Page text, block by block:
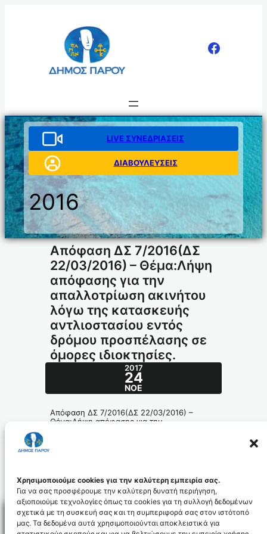
Χρησιμοποιούμε cookies για την καλύτερη εμπειρία σας.
Για να σας προσφέρουμε την καλύτερη δυνατή περιήγηση,
αξιοποιούμε τεχνολογίες όπως τα cookies για τη συλλογή δεδομένων
σχετικά με τη συσκευή σας και τη συμπεριφορά σας στον ιστότοπό
μας. Τα δεδομένα αυτά χρησιμοποιούνται αποκλειστικά για
LIVE ΣΥΝΕΔΡΙΑΣΕΙΣ
ΔΙΑΒΟΥΛΕΥΣΕΙΣ
2016
Απόφαση ΔΣ 7/2016(ΔΣ
22/03/2016) – Θέμα:Λήψη
απόφασης για την
απαλλοτρίωση ακινήτου
λόγω της κατασκευής
αντλιοστασίου εντός
δρόμου προσπέλασης σε
όμορες ιδιοκτησίες.
2017
24
ΝΟΈ
Απόφαση ΔΣ 7/2016(ΔΣ 22/03/2016) –
Θέμα:Λήψη απόφασης για την
80-2016_id4542